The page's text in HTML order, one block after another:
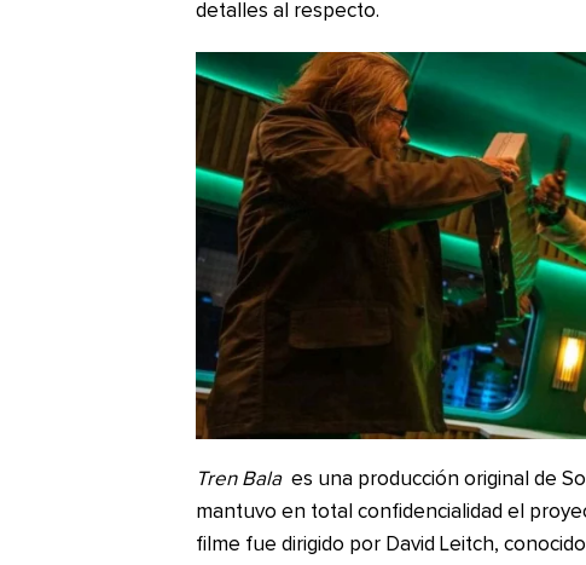
detalles al respecto.
Tren Bala es una producción original de
mantuvo en total confidencialidad el
filme fue dirigido por David Leitch,